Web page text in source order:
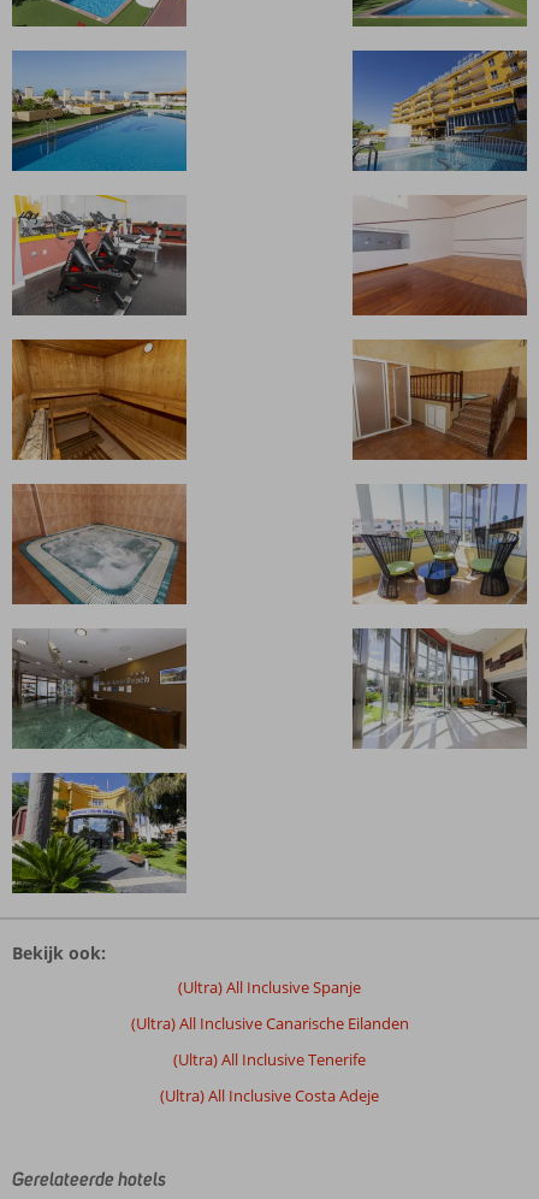
zijn
Villa
Bekijk ook:
(Ultra) All Inclusive Spanje
(Ultra) All Inclusive Canarische Eilanden
(Ultra) All Inclusive Tenerife
(Ultra) All Inclusive Costa Adeje
Gerelateerde hotels